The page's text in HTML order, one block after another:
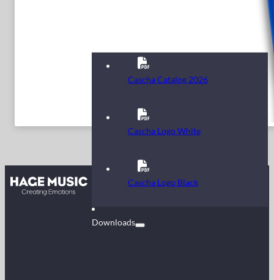
Kontakt
Downloads
Cascha Catalog 2026
Cascha Logo White
Cascha Logo Black